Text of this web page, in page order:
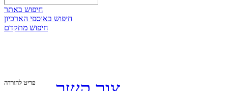
חיפוש באתר
חיפוש באוספי הארכיון
חיפוש מתקדם
פריט להורדה